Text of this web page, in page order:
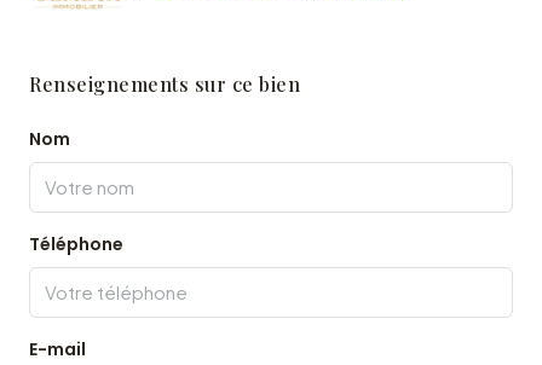
Renseignements sur ce bien
Nom
Téléphone
E-mail